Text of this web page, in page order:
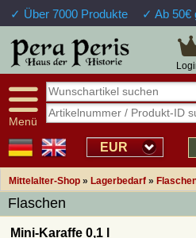
✓ Über 7000 Produkte ✓ Ab 50€
Menü
EUR
Mittelalter-Shop » Lagerbedarf »
Flaschen
Mini-Karaffe 0,1 l